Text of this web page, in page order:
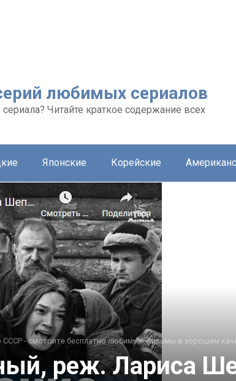
любимых сериалов
Читайте краткое содержание всех
Японские Корейские
СССР - смотрите бесплатно любимые фильмы в хорошем
реж. Лариса